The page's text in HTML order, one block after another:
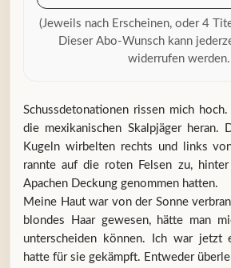
(Jeweils nach Erscheinen, oder 4
Dieser Abo-Wunsch kann
widerrufen werden.
Schussdetonationen rissen mich
die mexikanischen Skalpjäger heran.
Kugeln wirbelten rechts und links
rannte auf die roten Felsen zu,
Apachen Deckung genommen hatten.
Meine Haut war von der Sonne
blondes Haar gewesen, hätte man
unterscheiden können. Ich war jetzt
hatte für sie gekämpft. Entweder